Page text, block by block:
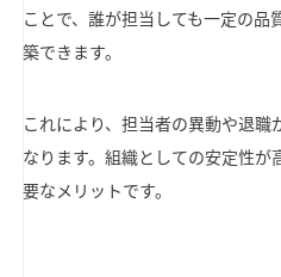
ことで、誰が担当しても一定の
築できます。
これにより、担当者の異動や退職
なります。組織としての安定性
要なメリットです。